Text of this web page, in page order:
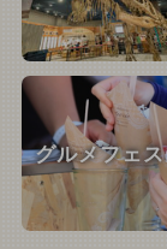
グルメフェス